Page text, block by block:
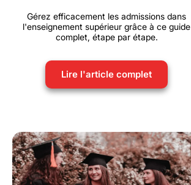
Gérez efficacement les admissions dans
l'enseignement supérieur grâce à ce guide
complet, étape par étape.
Lire l'article complet